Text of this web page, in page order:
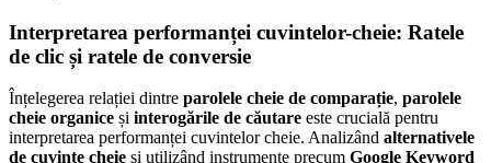
Interpretarea performanței cuvintelor-cheie: Ratele
de clic și ratele de conversie
Înțelegerea relației dintre parolele cheie de comparație, parolele
cheie organice și interogările de căutare este crucială pentru
interpretarea performanței cuvintelor cheie. Analizând alternativele
de cuvinte cheie și utilizând instrumente precum Google Keyword